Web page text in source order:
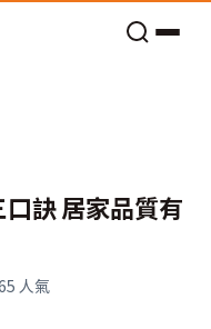
口訣 居家品質有
人氣